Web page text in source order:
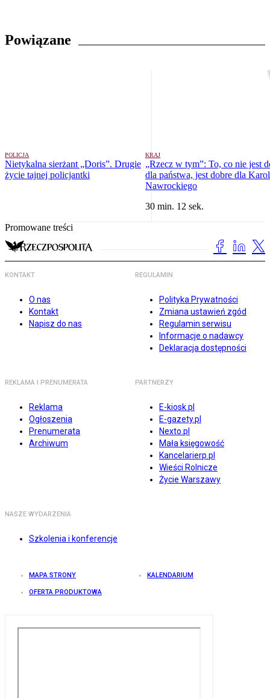
Powiązane
POLICJA
Nietykalna sierżant „Doris”. Drugie
życie tajnej policjantki
KRAJ
„Rzecz w tym”: To, co nie jest
dla państwa, jest dobre dla
Nawrockiego
30 min. 12 sek.
Promowane treści
KONTAKT
O nas
Kontakt
Napisz do nas
REGULAMIN
Polityka Prywatności
Zmiana ustawień zgód
Regulamin serwisu
Informacje o nadawcy
Deklaracja dostępności
REKLAMA I PRENUMERATA
Reklama
Ogłoszenia
Prenumerata
Archiwum
PARTNERZY
E-kiosk.pl
E-gazety.pl
Nexto.pl
Mała księgowość
Kancelarierp.pl
Wieści Rolnicze
Życie Warszawy
NASZE WYDARZENIA
Szkolenia i konferencje
MAPA STRONY KALENDARIUM
OFERTA PRODUKTOWA